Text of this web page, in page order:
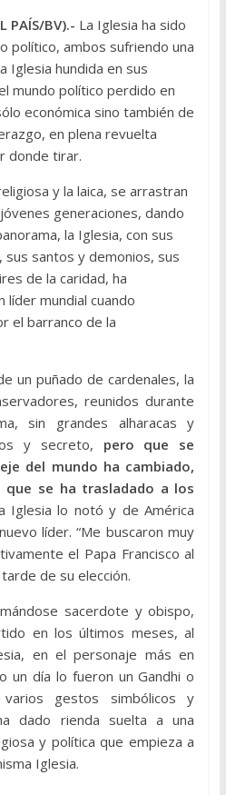
PAÍS/BV).- La Iglesia ha sido
político, ambos sufriendo una
Iglesia hundida en sus
mundo político perdido en
económica sino también de
en plena revuelta
donde tirar.
y la laica, se arrastran
generaciones, dando
la Iglesia, con sus
santos y demonios, sus
de la caridad, ha
líder mundial cuando
el barranco de la
un puñado de cardenales, la
reunidos durante
sin grandes alharacas y
y secreto, pero que se
del mundo ha cambiado,
que se ha trasladado a los
Iglesia lo notó y de América
líder. “Me buscaron muy
el Papa Francisco al
de su elección.
sacerdote y obispo,
en los últimos meses, al
en el personaje más en
un día lo fueron un Gandhi o
gestos simbólicos y
dado rienda suelta a una
y política que empieza a
Iglesia.